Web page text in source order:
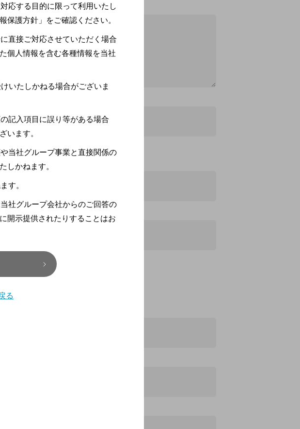
応する目的に限って利用いたし
保護方針」をご確認ください。
直接ご対応させていただく場合
個人情報を含む各種情報を当社
いたしかねる場合がございま
記入項目に誤り等がある場合
います。
当社グループ事業と直接関係の
しかねます。
す。
社グループ会社からのご回答の
開示提供されたりすることはお
る